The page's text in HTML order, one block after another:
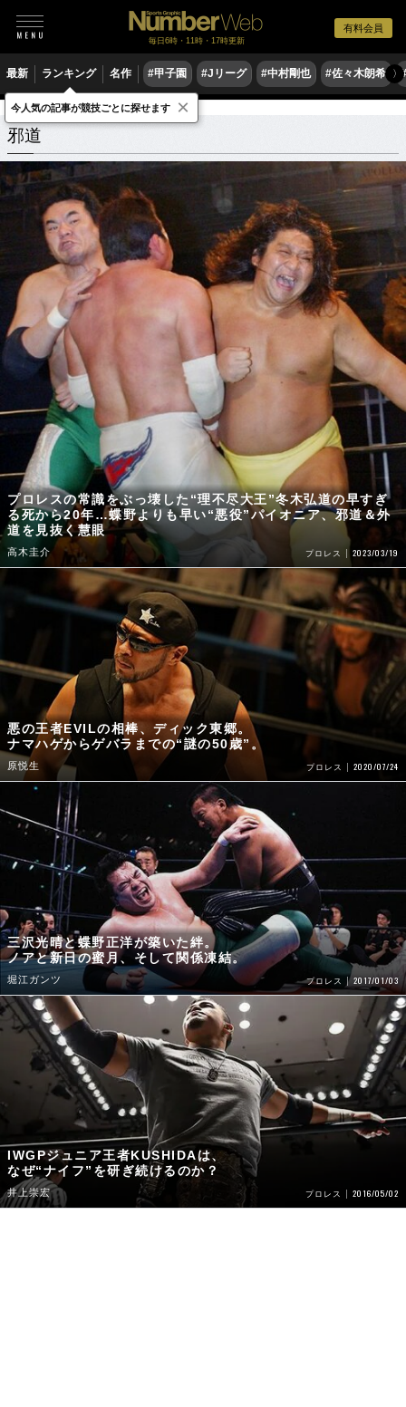
有料会員
毎日6時・11時・17時更新
最新 ランキング 名作 #甲子園 #Jリーグ #中村剛也 #佐々木朗希 〉
邪道 関連記事
邪道
プロレスの常識をぶっ壊した“理不尽大王”冬木弘道の早すぎ
る死から20年…蝶野よりも早い“悪役”パイオニア、邪道＆外
道を見抜く慧眼
高木圭介 プロレス 2023/03/19
悪の王者EVILの相棒、ディック東郷。
ナマハゲからゲバラまでの“謎の50歳”。
原悦生 プロレス 2020/07/24
三沢光晴と蝶野正洋が築いた絆。
ノアと新日の蜜月、そして関係凍結。
堀江ガンツ プロレス 2017/01/03
IWGPジュニア王者KUSHIDAは、
なぜ“ナイフ”を研ぎ続けるのか？
井上崇宏 プロレス 2016/05/02
今人気の記事が競技ごとに探せます ×